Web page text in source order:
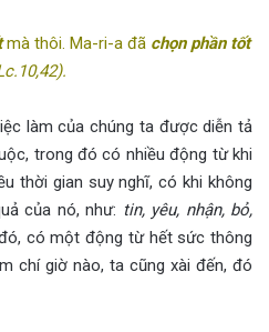
mà thôi. Ma-ri-a đã chọn phần tốt
làm của chúng ta được diễn tả
trong đó có nhiều động từ khi
thời gian suy nghĩ, có khi không
của nó, như: tin, yêu, nhận, bỏ,
có một động từ hết sức thông
chí giờ nào, ta cũng xài đến, đó